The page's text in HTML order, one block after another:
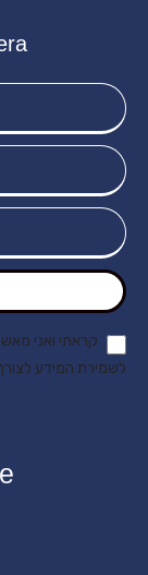
קראתי ואני
לשמירת המידע